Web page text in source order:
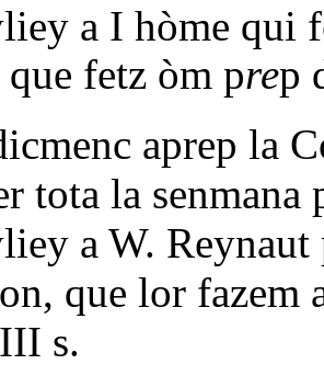
a I hòme qui
fetz òm prep
aprep la
tota la
a W.
que lor fazem
s.